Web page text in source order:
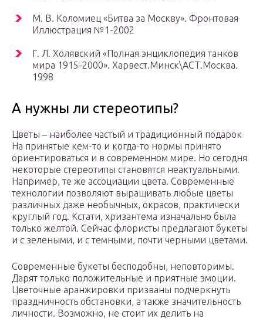
М. В. Коломиец «Битва за Москву». Фронтовая
Иллюстрация №1-2002
Г. Л. Холявский «Полная энциклопедия танков
мира 1915-2000». Харвест.Минск\АСТ.Москва.
1998
А нужны ли стереотипы?
Цветы – наиболее частый и традиционный подарок
На принятые кем-то и когда-то нормы принято
ориентироваться и в современном мире. Но сегодня
некоторые стереотипы становятся неактуальными.
Например, те же ассоциации цвета. Современные
технологии позволяют выращивать любые цветы
различных даже необычных, окрасов, практически
круглый год. Кстати, хризантема изначально была
только желтой. Сейчас флористы предлагают букеты
и с зелеными, и с темными, почти черными цветами.
Современные букеты бесподобны, неповторимы.
Дарят только положительные и приятные эмоции.
Цветочные аранжировки призваны подчеркнуть
праздничность обстановки, а также значительность
личности. Возможно, не стоит их делить на